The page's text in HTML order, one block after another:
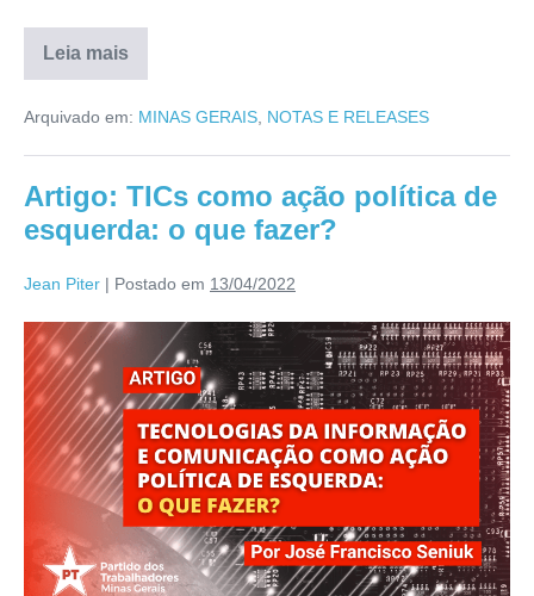
Leia mais
Arquivado em: MINAS GERAIS, NOTAS E RELEASES
Artigo: TICs como ação política de
esquerda: o que fazer?
Jean Piter | Postado em 13/04/2022